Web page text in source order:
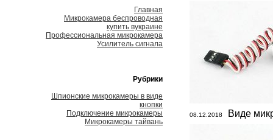
Главная
Микрокамера беспроводная
купить вукраине
Профессиональная микрокамера
Усилитель сигнала
Рубрики
Шпионские микрокамеры в виде
кнопки
Подключение микрокамеры
Микрокамеры тайвань
08.12.2018 Виде